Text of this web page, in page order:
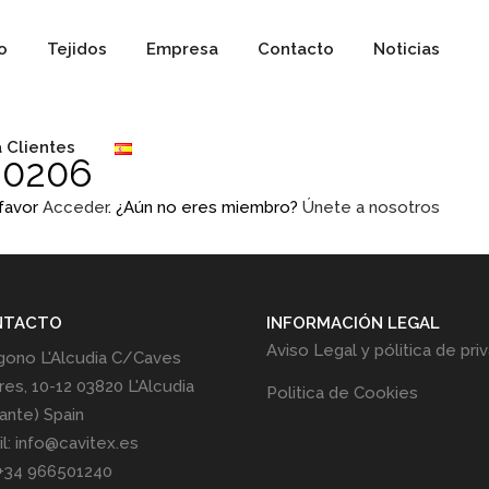
Tejidos Empresa Contacto Noticias
Clientes
Acceder. ¿Aún no eres miembro? Únete a nosotros
L'Alcudia C/Caves
10-12 03820 L'Alcudia
Spain
info@cavitex.es
966501240
INFORMACIÓN LEGAL
Aviso Legal y pólitica de
Politica de Cookies